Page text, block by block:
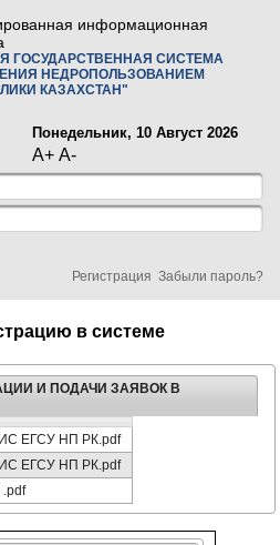
информационная
ГОСУДАРСТВЕННАЯ СИСТЕМА
НЕДРОПОЛЬЗОВАНИЕМ
КАЗАХСТАН"
Понедельник, 10 Август 2026
A+ A-
Регистрация Забыли пароль?
в системе
И ПОДАЧИ ЗАЯВОК В
ЕГСУ НП РК.pdf
ЕГСУ НП РК.pdf
.pdf